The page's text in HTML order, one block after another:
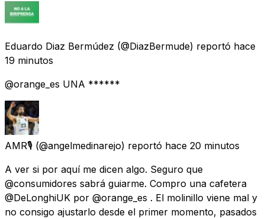
Eduardo Diaz Bermúdez (@DiazBermude) reportó hace
19 minutos
@orange_es UNA ******
AMR🎙 (@angelmedinarejo) reportó hace 20 minutos
A ver si por aquí me dicen algo. Seguro que
@consumidores sabrá guiarme. Compro una cafetera
@DeLonghiUK por @orange_es . El molinillo viene mal y
no consigo ajustarlo desde el primer momento, pasados